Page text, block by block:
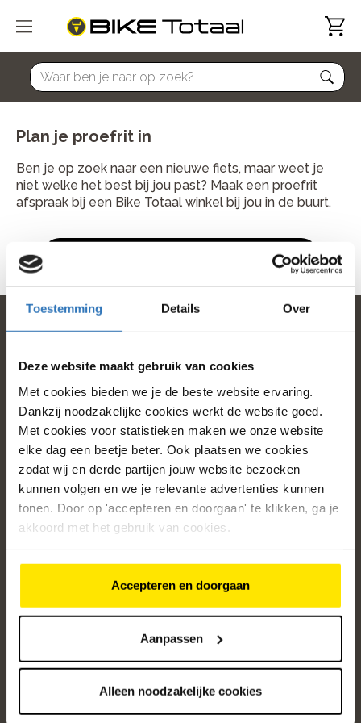
Toestemming Details Over
Deze website maakt gebruik van cookies
Met cookies bieden we je de beste website ervaring.
Dankzij noodzakelijke cookies werkt de website goed.
Met cookies voor statistieken maken we onze website
elke dag een beetje beter. Ook plaatsen we cookies
zodat wij en derde partijen jouw website bezoeken
kunnen volgen en we je relevante advertenties kunnen
tonen. Door op 'accepteren en doorgaan' te klikken, ga je
akkoord met het gebruik van cookies.
Accepteren en doorgaan
Aanpassen
Alleen noodzakelijke cookies
home
Plan je proefrit in
Ben je op zoek naar een nieuwe fiets, maar weet je
niet welke het best bij jou past? Maak een proefrit
afspraak bij een Bike Totaal winkel bij jou in de buurt.
home
Populaire categorieën
Onze service
Klantenservice
Over ons
4.8 /5
12485 beoordelingen
Altijd op de hoogte van onze acties
Ontvang de beste aanbiedingen en persoonlijk advies.